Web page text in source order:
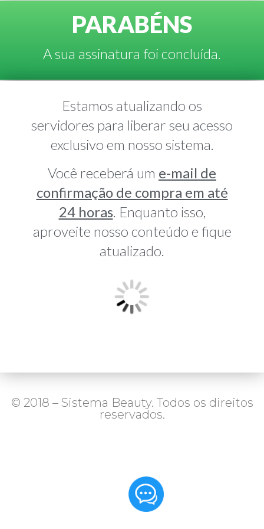
PARABÉNS
A sua assinatura foi concluída.
Estamos atualizando os
servidores para liberar seu acesso
exclusivo em nosso sistema.
Você receberá um e-mail de
confirmação de compra em até
24 horas. Enquanto isso,
aproveite nosso conteúdo e fique
atualizado.
© 2018 – Sistema Beauty. Todos os direitos
reservados.